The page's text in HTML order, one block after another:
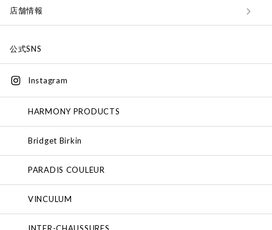
店舗情報
公式SNS
Instagram
HARMONY PRODUCTS
Bridget Birkin
PARADIS COULEUR
VINCULUM